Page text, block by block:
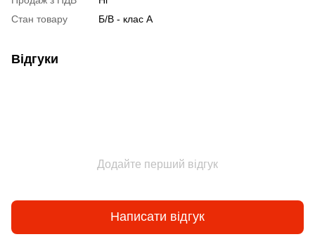
Стан товару
Б/В - клас А
Відгуки
Додайте перший відгук
Написати відгук